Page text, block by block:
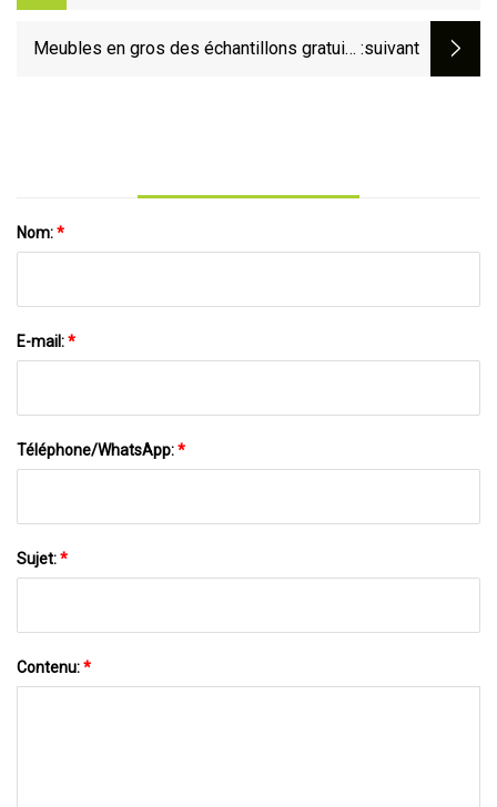
Meubles en gros des échantillons gratuits :suivant
Nom:*
E-mail:*
Téléphone/WhatsApp:*
Sujet:*
Contenu:*